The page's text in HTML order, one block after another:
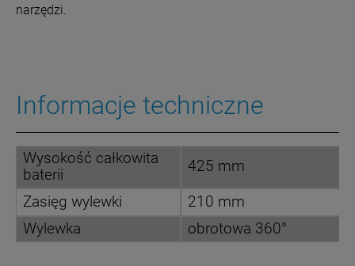
narzędzi.
Informacje techniczne
Wysokość całkowita
baterii
425 mm
Zasięg wylewki
210 mm
Wylewka
obrotowa 360°